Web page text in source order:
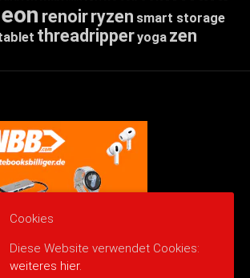
renoirryzen smart storage
threadripperyoga zen
Cookies
Diese Website verwendet Cookies:
weiteres hier.